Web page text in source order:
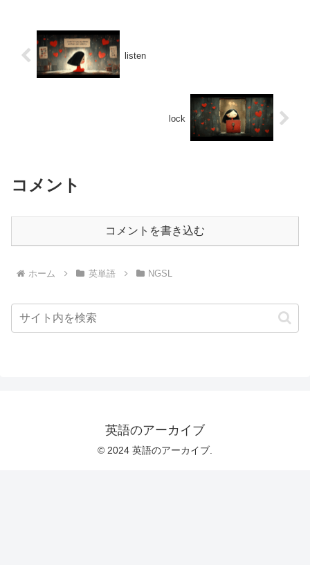
listen
lock
コメント
コメントを書き込む
ホーム 英単語 NGSL
英語のアーカイブ
© 2024 英語のアーカイブ.